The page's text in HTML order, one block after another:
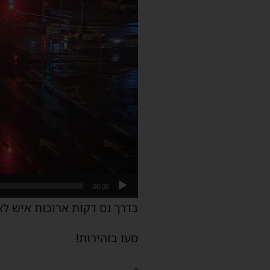
00:00
בדרך נס דקות ארוכות איש
סעו בזהירות!